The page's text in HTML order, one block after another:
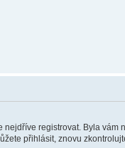
registrovat. Byla
přihlásit, znovu